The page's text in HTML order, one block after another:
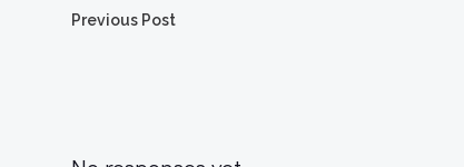
Post
Previous Post